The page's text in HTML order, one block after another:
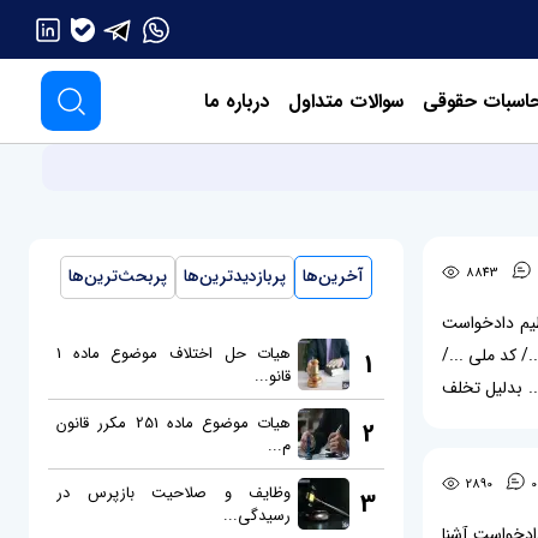
حقوقی سوالات متداول درباره ما
8843
دادخواست
کد ملی .../
بدلیل تخلف
0
2890
آخرین‌ها پربازدیدترین‌ها پربحث‌ترین‌ها
1
هیات حل اختلاف موضوع ماده 1
قانو...
2
هیات موضوع ماده 251 مکرر قانون
م...
3
وظایف و صلاحیت بازپرس در
رسیدگی...